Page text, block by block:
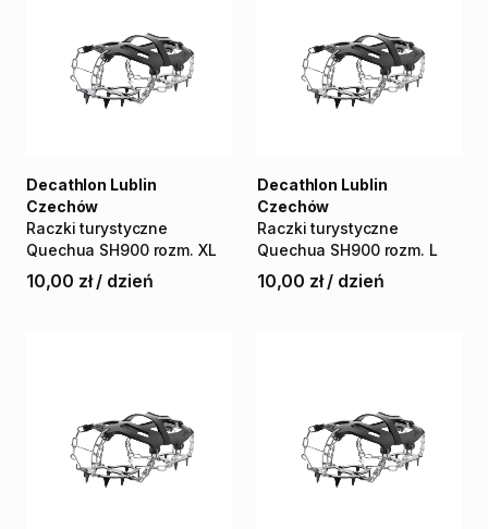
Raczki turystyczne
Quechua SH900 rozm. XL
Decathlon Lublin
Czechów
10,00 zł / dzień
Raczki turystyczne
Quechua SH900 rozm. L
Decathlon Lublin
Czechów
10,00 zł / dzień